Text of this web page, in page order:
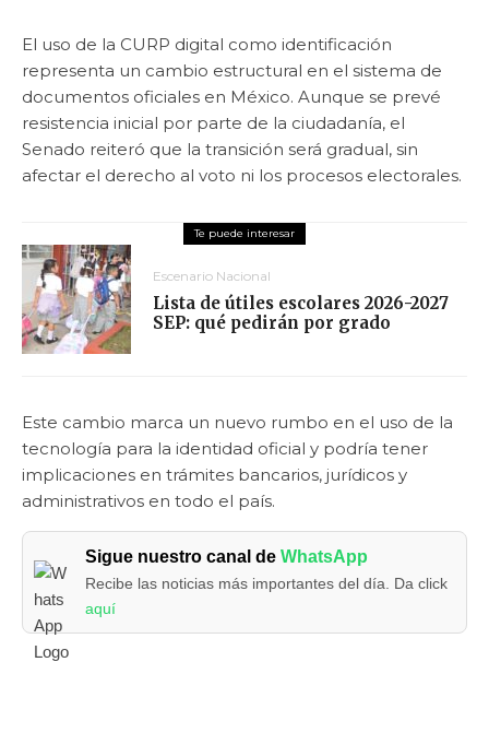
El uso de la CURP digital como identificación
representa un cambio estructural en el sistema de
documentos oficiales en México. Aunque se prevé
resistencia inicial por parte de la ciudadanía, el
Senado reiteró que la transición será gradual, sin
afectar el derecho al voto ni los procesos electorales.
Escenario Nacional
Lista de útiles escolares 2026-2027
SEP: qué pedirán por grado
Este cambio marca un nuevo rumbo en el uso de la
tecnología para la identidad oficial y podría tener
implicaciones en trámites bancarios, jurídicos y
administrativos en todo el país.
Sigue nuestro canal deWhatsApp
Recibe las noticias más importantes del día. Da click
aquí